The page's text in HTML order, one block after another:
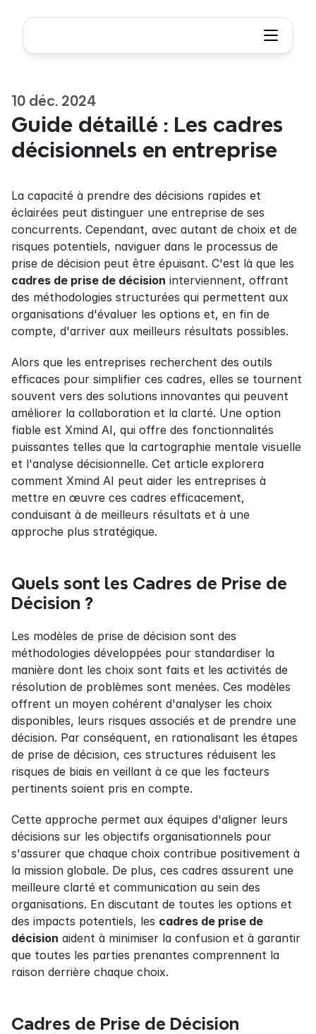
10 déc. 2024
Guide détaillé : Les cadres
décisionnels en entreprise
La capacité à prendre des décisions rapides et
éclairées peut distinguer une entreprise de ses
concurrents. Cependant, avec autant de choix et de
risques potentiels, naviguer dans le processus de
cadres de prise de décision interviennent, offrant
des méthodologies structurées qui permettent aux
organisations d'évaluer les options et, en fin de
compte, d'arriver aux meilleurs résultats possibles.
Alors que les entreprises recherchent des outils
efficaces pour simplifier ces cadres, elles se tournent
souvent vers des solutions innovantes qui peuvent
améliorer la collaboration et la clarté. Une option
fiable est Xmind AI, qui offre des fonctionnalités
puissantes telles que la cartographie mentale visuelle
et l'analyse décisionnelle. Cet article explorera
comment Xmind AI peut aider les entreprises à
mettre en œuvre ces cadres efficacement,
conduisant à de meilleurs résultats et à une
approche plus stratégique.
Quels sont les Cadres de Prise de
Décision ?
Les modèles de prise de décision sont des
méthodologies développées pour standardiser la
manière dont les choix sont faits et les activités de
résolution de problèmes sont menées. Ces modèles
offrent un moyen cohérent d'analyser les choix
disponibles, leurs risques associés et de prendre une
décision. Par conséquent, en rationalisant les étapes
de prise de décision, ces structures réduisent les
risques de biais en veillant à ce que les facteurs
pertinents soient pris en compte.
Cette approche permet aux équipes d'aligner leurs
décisions sur les objectifs organisationnels pour
s'assurer que chaque choix contribue positivement à
la mission globale. De plus, ces cadres assurent une
meilleure clarté et communication au sein des
organisations. En discutant de toutes les options et
des impacts potentiels, les cadres de prise de
décision aident à minimiser la confusion et à garantir
que toutes les parties prenantes comprennent la
raison derrière chaque choix.
Cadres de Prise de Décision